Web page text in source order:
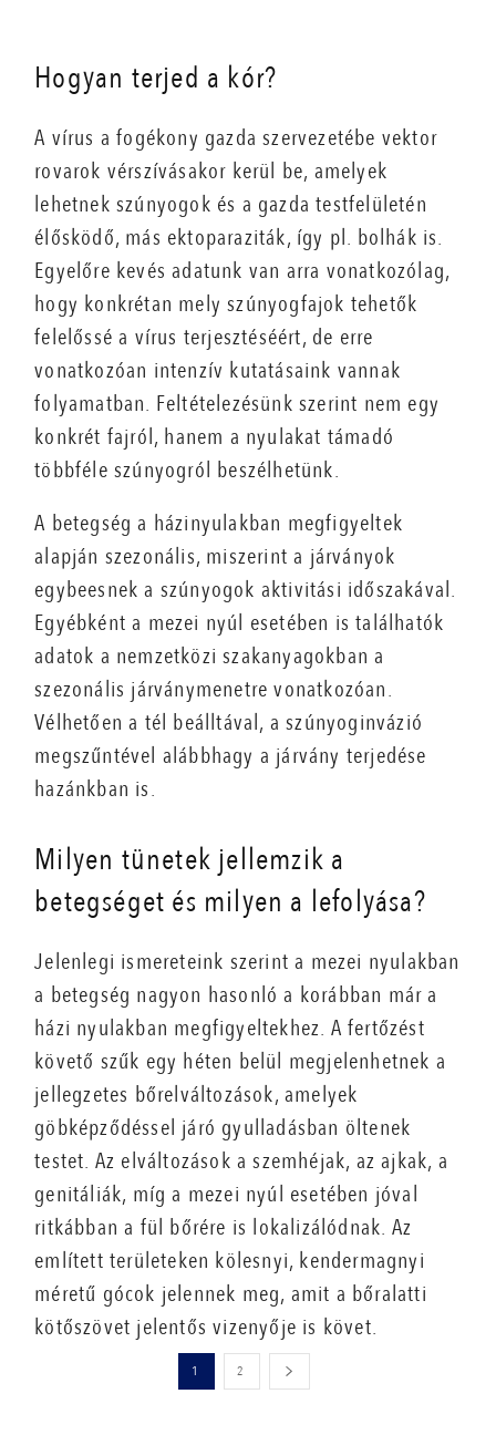
Hogyan terjed a kór?
A vírus a fogékony gazda szervezetébe vektor
rovarok vérszívásakor kerül be, amelyek
lehetnek szúnyogok és a gazda testfelületén
élősködő, más ektoparaziták, így pl. bolhák is.
Egyelőre kevés adatunk van arra vonatkozólag,
hogy konkrétan mely szúnyogfajok tehetők
felelőssé a vírus terjesztéséért, de erre
vonatkozóan intenzív kutatásaink vannak
folyamatban. Feltételezésünk szerint nem egy
konkrét fajról, hanem a nyulakat támadó
többféle szúnyogról beszélhetünk.
A betegség a házinyulakban megfigyeltek
alapján szezonális, miszerint a járványok
egybeesnek a szúnyogok aktivitási időszakával.
Egyébként a mezei nyúl esetében is találhatók
adatok a nemzetközi szakanyagokban a
szezonális járványmenetre vonatkozóan.
Vélhetően a tél beálltával, a szúnyoginvázió
megszűntével alábbhagy a járvány terjedése
hazánkban is.
Milyen tünetek jellemzik a
betegséget és milyen a lefolyása?
Jelenlegi ismereteink szerint a mezei nyulakban
a betegség nagyon hasonló a korábban már a
házi nyulakban megfigyeltekhez. A fertőzést
követő szűk egy héten belül megjelenhetnek a
jellegzetes bőrelváltozások, amelyek
göbképződéssel járó gyulladásban öltenek
testet. Az elváltozások a szemhéjak, az ajkak, a
genitáliák, míg a mezei nyúl esetében jóval
ritkábban a fül bőrére is lokalizálódnak. Az
említett területeken kölesnyi, kendermagnyi
méretű gócok jelennek meg, amit a bőralatti
kötőszövet jelentős vizenyője is követ.
1 2